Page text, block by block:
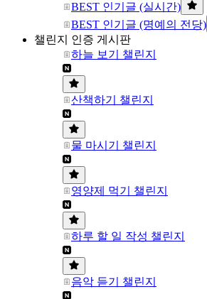
BEST 인기글 (실시간)
BEST 인기글 (명예의 전당)
챌린지 인증 게시판
하늘 보기 챌린지
산책하기 챌린지
물 마시기 챌린지
영양제 먹기 챌린지
하루 할 일 작성 챌린지
음악 듣기 챌린지